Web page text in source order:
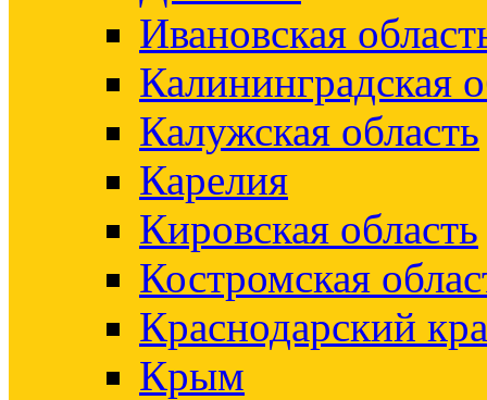
Ивановская
Калининградская
Калужская область
Карелия
Кировская область
Костромская
Краснодарский
Крым